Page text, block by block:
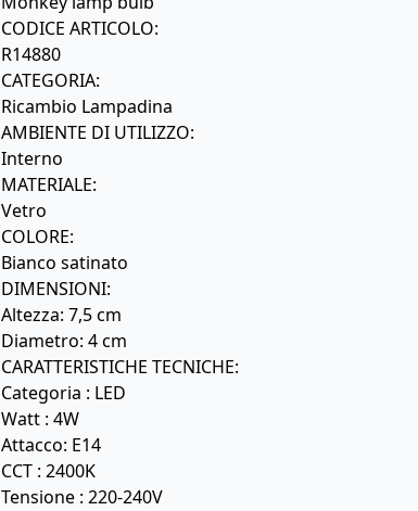
CODICE ARTICOLO:
R14880
CATEGORIA:
Ricambio Lampadina
AMBIENTE DI UTILIZZO:
Interno
MATERIALE:
Vetro
COLORE:
Bianco satinato
DIMENSIONI:
Altezza: 7,5 cm
Diametro: 4 cm
CARATTERISTICHE TECNICHE:
Categoria : LED
Watt : 4W
Attacco: E14
CCT : 2400K
Tensione : 220-240V